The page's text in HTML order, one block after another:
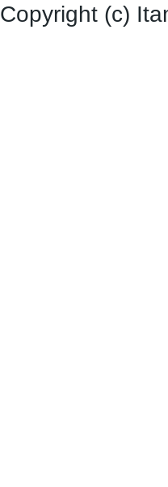
Copyright (c)